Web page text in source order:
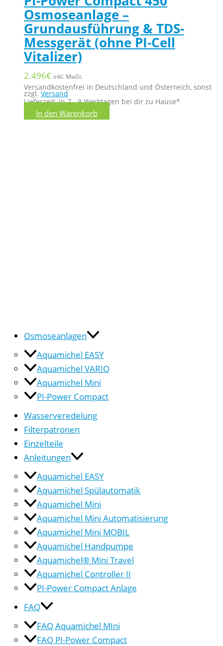
Osmoseanlage –
Grundausführung & TDS-
Messgerät (ohne PI-Cell
Vitalizer)
2.496€ inkl. MwSt.
Versandkostenfrei in Deutschland und Österreich, sonst
zzgl. Versand
Lieferzeit: in 7 - 9 Werktagen bei dir zu Hause*
In den Warenkorb
Osmoseanlagen
Aquamichel EASY
Aquamichel VARIO
Aquamichel Mini
PI-Power Compact
Wasserveredelung
Filterpatronen
Einzelteile
Anleitungen
Aquamichel EASY
Aquamichel Spülautomatik
Aquamichel Mini
Aquamichel Mini Automatisierung
Aquamichel Mini MOBIL
Aquamichel Handpumpe
Aquamichel® Mini Travel
Aquamichel Controller II
PI-Power Compact Anlage
FAQ
FAQ Aquamichel MIni
FAQ PI-Power Compact